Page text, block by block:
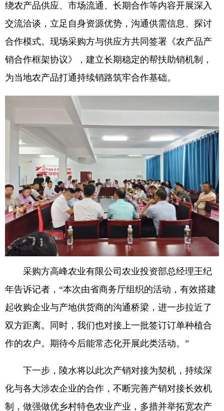
绕农产品供应、市场流通、长期合作等内容开展深入
交流洽谈，立足自身资源优势，沟通供需信息、探讨
合作模式。现场采购方与供应方共同签署《农产品产
销合作框架协议》，建立长期稳定的帮扶助销机制，
为当地农产品打通持续销路筑牢合作基础。
采购方高峰农业有限公司农业投资部总经理王纪
年告诉记者，“本次由省商务厅组织的活动，有效搭建
起收购企业与产地供货商的沟通桥梁，进一步拉近了
双方距离。同时，我们也对接上一批签订订单种植合
作的农户。期待今后能常态化开展此类活动。”
下一步，陵水将以此次产销对接为契机，持续深
化与各大涉农企业的合作，不断完善产销对接长效机
制，做强做优乡村特色农业产业，多措并举拓宽农产